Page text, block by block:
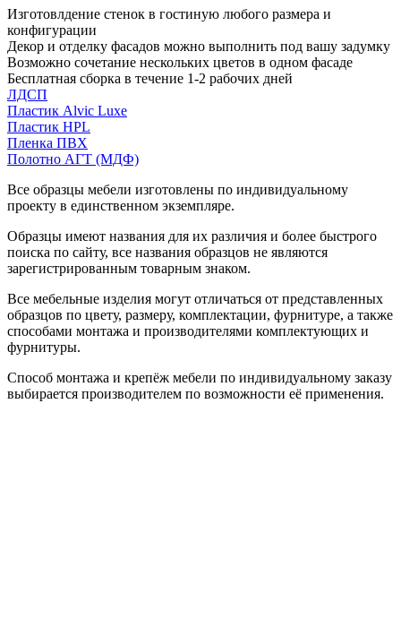
Изготовлдение стенок в гостиную любого размера и
конфигурации
Декор и отделку фасадов можно выполнить под вашу задумку
Возможно сочетание нескольких цветов в одном фасаде
Бесплатная сборка в течение 1-2 рабочих дней
ЛДСП
Пластик Alvic Luxe
Пластик HPL
Пленка ПВХ
Полотно АГТ (МДФ)
Все образцы мебели изготовлены по индивидуальному
проекту в единственном экземпляре.
Образцы имеют названия для их различия и более быстрого
поиска по сайту, все названия образцов не являются
зарегистрированным товарным знаком.
Все мебельные изделия могут отличаться от представленных
образцов по цвету, размеру, комплектации, фурнитуре, а также
способами монтажа и производителями комплектующих и
фурнитуры.
Способ монтажа и крепёж мебели по индивидуальному заказу
выбирается производителем по возможности её применения.